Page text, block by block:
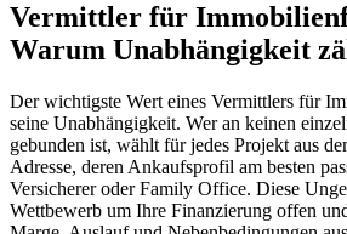
Vermittler für
Warum Unabhängigkeit
Der wichtigste Wert eines Vermittlers für
seine Unabhängigkeit. Wer an keinen
gebunden ist, wählt für jedes Projekt aus
Adresse, deren Ankaufsprofil am besten
Versicherer oder Family Office. Diese
Wettbewerb um Ihre Finanzierung offen